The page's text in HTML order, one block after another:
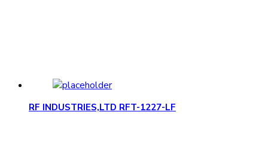
RF INDUSTRIES,LTD RFT-1227-LF